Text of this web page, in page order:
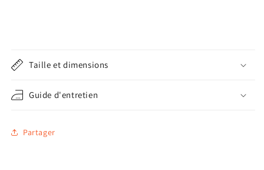
Taille et dimensions
Guide d'entretien
Partager